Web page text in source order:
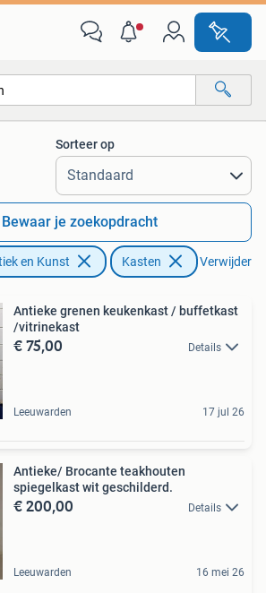
Alle afstanden…
Sorteer op
Bewaar je zoekopdracht
en Kunst Kasten Verwijder
Antieke grenen keukenkast / buffetkast
/vitrinekast
€ 75,00 Details
Leeuwarden 17 jul 26
Antieke/ Brocante teakhouten
spiegelkast wit geschilderd.
€ 200,00 Details
Leeuwarden 16 mei 26